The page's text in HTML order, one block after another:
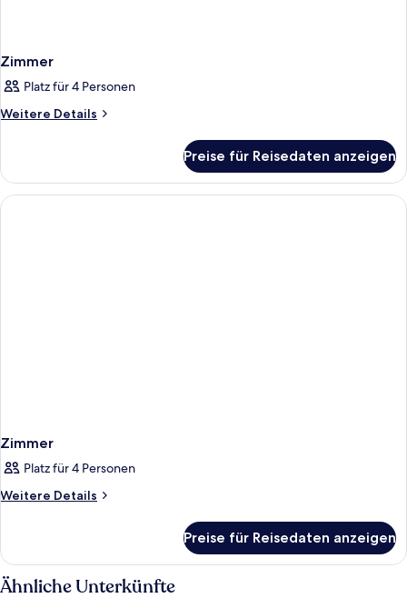
Zimmer
Platz für 4 Personen
Weitere Details
Weitere
Preise für Reisedaten anzeigen
Zimmer
Platz für 4 Personen
Weitere Details
Weitere
Preise für Reisedaten anzeigen
Ähnliche Unterkünfte